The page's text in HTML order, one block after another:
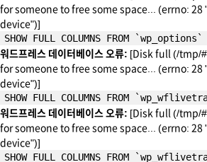
for someone to free some space... (errno: 28
device")]
SHOW FULL COLUMNS FROM `wp_options`
워드프레스 데이터베이스 오류: [Disk full (/tmp/
for someone to free some space... (errno: 28
device")]
SHOW FULL COLUMNS FROM
워드프레스 데이터베이스 오류: [Disk full (/tmp/
for someone to free some space... (errno: 28
device")]
SHOW FULL COLUMNS FROM